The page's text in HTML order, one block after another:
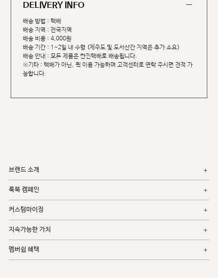
DELIVERY INFO
배송 방법 : 택배
배송 지역 : 전국지역
배송 비용 : 4,000원
배송 기간 : 1~2일 내 수령 (제주도 및 도서산간 지역은 추가 소요)
배송 안내 : 모든 제품은 한진택배로 배송됩니다.
※기타 : 택배가 아닌, 퀵 이용 가능하며 고객센터로 연락 주시면 견적 가
능합니다.
브랜드 소개
룩북 캠페인
커스텀마이징
지속가능한 가치
멤버쉽 혜택